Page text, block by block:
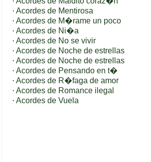
· Acordes de Mentirosa
· Acordes de M�rame un poco
· Acordes de Ni�a
· Acordes de No se vivir
· Acordes de Noche de estrellas
· Acordes de Noche de estrellas
· Acordes de Pensando en t�
· Acordes de R�faga de amor
· Acordes de Romance ilegal
· Acordes de Vuela